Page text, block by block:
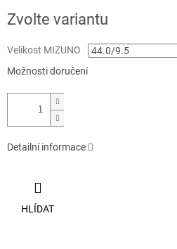
cena:
Zvolte variantu
Velikost MIZUNO
Možnosti doručení
Detailní informace
HLÍDAT